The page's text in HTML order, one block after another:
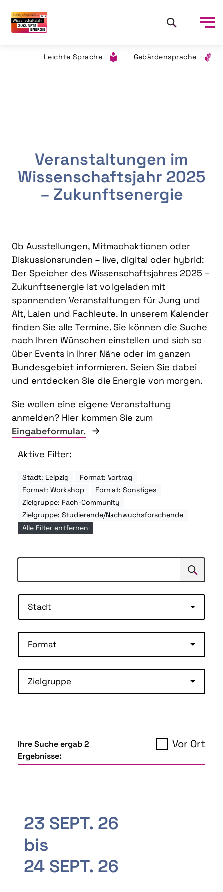
Leichte Sprache Gebärdensprache
Veranstaltungen im
Wissenschaftsjahr 2025
– Zukunftsenergie
Ob Ausstellungen, Mitmachaktionen oder
Diskussionsrunden – live, digital oder hybrid:
Der Speicher des Wissenschaftsjahres 2025 –
Zukunftsenergie ist vollgeladen mit
spannenden Veranstaltungen für Jung und
Alt, Laien und Fachleute. In unserem Kalender
finden Sie alle Termine. Sie können die Suche
nach Ihren Wünschen einstellen und sich so
über Events in Ihrer Nähe oder im ganzen
Bundesgebiet informieren. Seien Sie dabei
und entdecken Sie die Energie von morgen.
Sie wollen eine eigene Veranstaltung
anmelden? Hier kommen Sie zum
Eingabeformular.
Aktive Filter:
Stadt: Leipzig
Format: Vortrag
Format: Workshop
Format: Sonstiges
Zielgruppe: Fach-Community
Zielgruppe: Studierende/Nachwuchsforschende
Alle Filter entfernen
Suchen
Stadt
Format
Zielgruppe
Ihre Suche ergab 2
Ergebnisse:
Vor Ort
23 SEPT. 26
bis
24 SEPT. 26